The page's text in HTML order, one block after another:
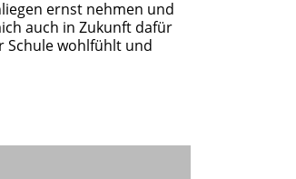
ernst nehmen und
auch in Zukunft dafür
Schule wohlfühlt und